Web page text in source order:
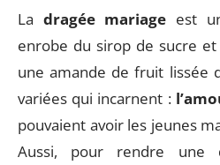
La dragée mariage est
enrobe du sirop de sucre et
une amande de fruit lissée
variées qui incarnent :
pouvaient avoir les jeunes
Aussi, pour rendre une